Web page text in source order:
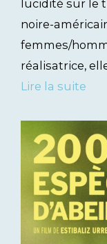
lucidité sur le
noire-
femmes/
réalisatrice,
Lire la suite